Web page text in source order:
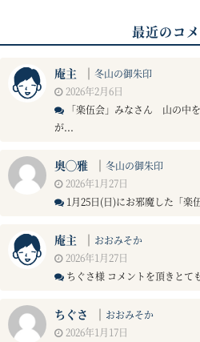
最近のコ
庵主 ｜ 冬山の御朱印
2026年2月6日
「楽伍会」みなさん 山の中
が...
奥◯雅 ｜ 冬山の御朱印
2026年1月27日
1月25日(日)にお邪魔した「楽
庵主 ｜ おおみそか
2026年1月27日
ちぐさ様 コメントを頂きとて
ちぐさ ｜ おおみそか
2026年1月17日